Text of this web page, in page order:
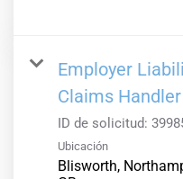
Employer
Claims
ID de solicitud:
Ubicación
Blisworth,